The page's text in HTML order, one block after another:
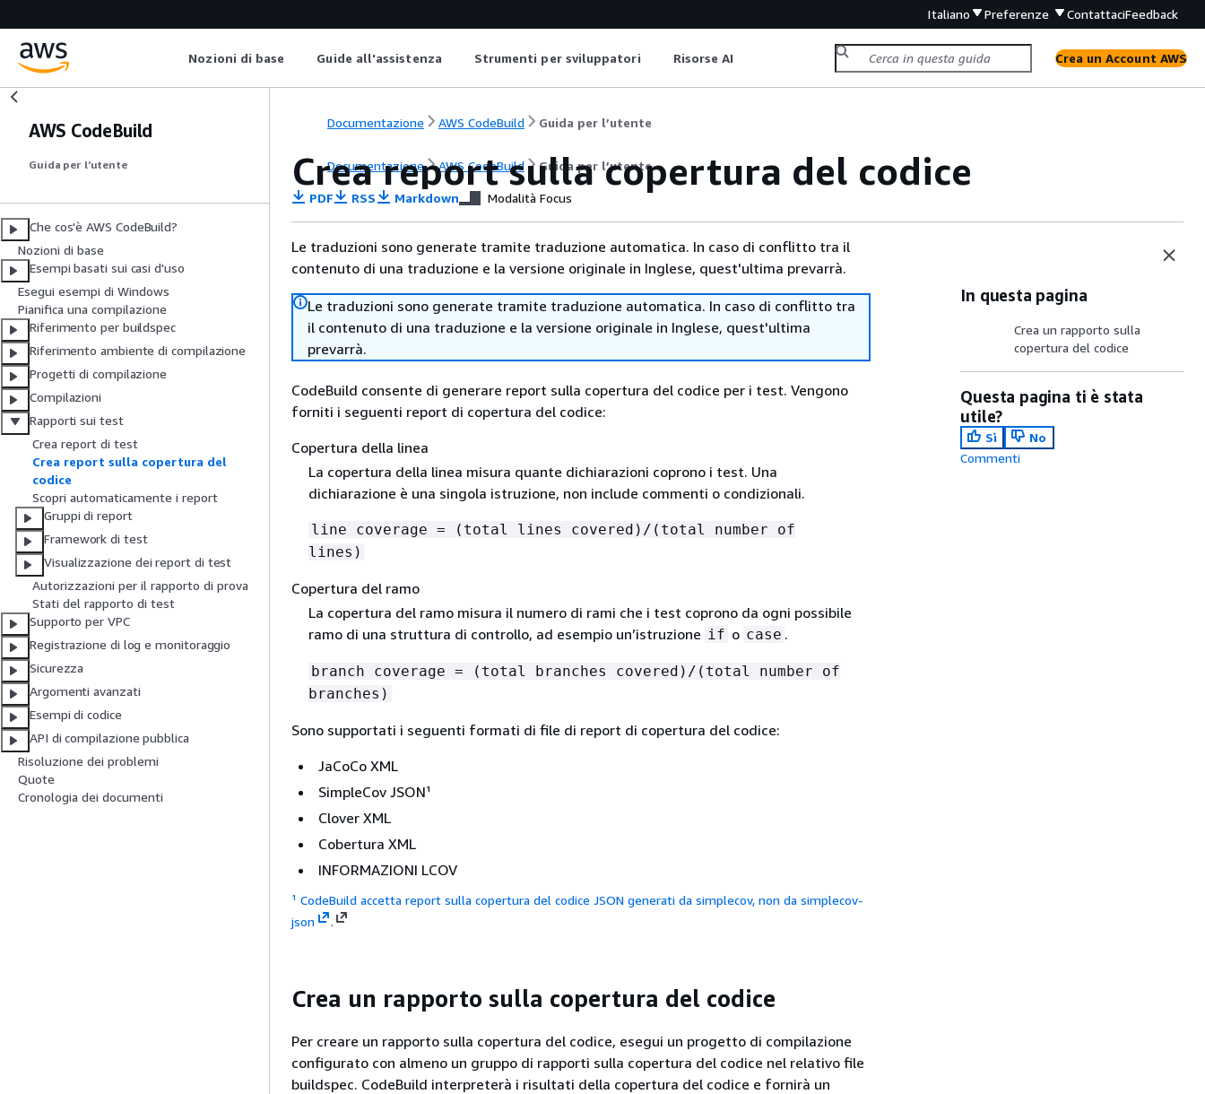
Italiano Preferenze ContattaciFeedback
Nozioni di base Guide all'assistenza Strumenti per sviluppatori Risorse AI Crea un Account AWS
AWS CodeBuild
Guida per l’utente
Che cos'è AWS CodeBuild?
Nozioni di base
Esempi basati sui casi d'uso
Esegui esempi di Windows
Pianifica una compilazione
Riferimento per buildspec
Riferimento ambiente di compilazione
Progetti di compilazione
Compilazioni
Rapporti sui test
Crea report di test
Crea report sulla copertura del
codice
Scopri automaticamente i report
Gruppi di report
Framework di test
Visualizzazione dei report di test
Autorizzazioni per il rapporto di prova
Stati del rapporto di test
Supporto per VPC
Registrazione di log e monitoraggio
Sicurezza
Argomenti avanzati
Esempi di codice
API di compilazione pubblica
Risoluzione dei problemi
Quote
Cronologia dei documenti
Documentazione AWS CodeBuild Guida per l’utente
Documentazione AWS CodeBuild Guida per l’utente
Crea report sulla copertura del codice
PDF RSS Markdown Modalità Focus
Le traduzioni sono generate tramite traduzione automatica. In caso di conflitto tra il
contenuto di una traduzione e la versione originale in Inglese, quest'ultima prevarrà.
Le traduzioni sono generate tramite traduzione automatica. In caso di conflitto tra
il contenuto di una traduzione e la versione originale in Inglese, quest'ultima
prevarrà.
CodeBuild consente di generare report sulla copertura del codice per i test. Vengono
forniti i seguenti report di copertura del codice:
Copertura della linea
La copertura della linea misura quante dichiarazioni coprono i test. Una
dichiarazione è una singola istruzione, non include commenti o condizionali.
line coverage = (total lines covered)/(total number of
lines)
Copertura del ramo
La copertura del ramo misura il numero di rami che i test coprono da ogni possibile
ramo di una struttura di controllo, ad esempio un’istruzione if o case .
branch coverage = (total branches covered)/(total number of
branches)
Sono supportati i seguenti formati di file di report di copertura del codice:
JaCoCo XML
SimpleCov JSON¹
Clover XML
Cobertura XML
INFORMAZIONI LCOV
¹ CodeBuild accetta report sulla copertura del codice JSON generati da simplecov, non da simplecov-
json
.
Crea un rapporto sulla copertura del codice
Per creare un rapporto sulla copertura del codice, esegui un progetto di compilazione
configurato con almeno un gruppo di rapporti sulla copertura del codice nel relativo file
buildspec. CodeBuild interpreterà i risultati della copertura del codice e fornirà un
In questa pagina
Crea un rapporto sulla
copertura del codice
Questa pagina ti è stata
utile?
Sì
No
Commenti